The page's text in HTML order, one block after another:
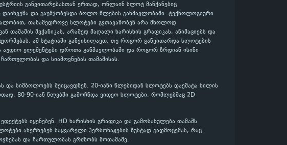
განვითარებასთან ერთად, ონლაინ სლოტ მანქანებიც
და გაუმჯობესდა ბოლო წლების განმავლობაში. ტექნოლოგიური
თანამედროვე სლოტები გვთავაზობენ არა მხოლოდ
თამაშის მექანიკას, არამედ მაღალი ხარისხის გრაფიკას, ანიმაციებს და
ამ სტატიაში განვიხილავთ, თუ როგორ განვითარდა სლოტების
აუდიო ელემენტები დროთა განმავლობაში და როგორ ზრდიან ისინი
და სიამოვნებას თამაშისას.
სიმბოლოებს შეიცავდნენ. 20-იანი წლებიდან სლოტებს დაემატა ხილის
80-90-იან წლებში გამოჩნდა ვიდეო სლოტები, რომლებმაც 2D
იყენებენ. HD ხარისხის გრაფიკა და გამოსახულება თამაშს
ახერხებენ საყვარელი პერსონაჟების ზუსტად გადმოცემას, რაც
და ჩართულობას გრძნობს მოთამაშე.